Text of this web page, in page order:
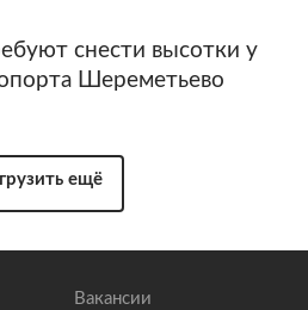
снести высотки у
Шереметьево
ещё
Вакансии